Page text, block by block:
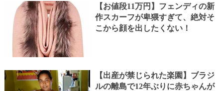
【お値段11万円】フェンディの新
作スカーフが卑猥すぎて、絶対そ
こから顔を出したくない！
【出産が禁じられた楽園】ブラジ
ルの離島で12年ぶりに赤ちゃんが